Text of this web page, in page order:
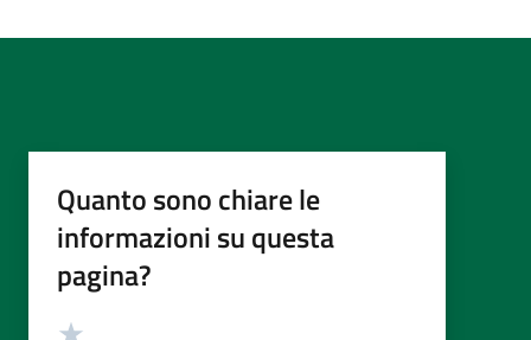
Quanto sono chiare le
informazioni su questa
pagina?
Valutazione